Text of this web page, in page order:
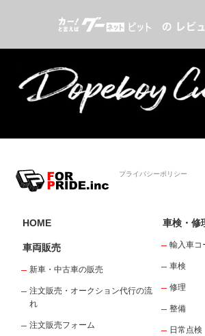
プライバシーポリシー
HOME
車両販売
新車・中古車の販売
注文販売・オークション代行の流
れ
注文販売フォーム
車検・修
輸入車コ
車検
修理
整備
日常点検